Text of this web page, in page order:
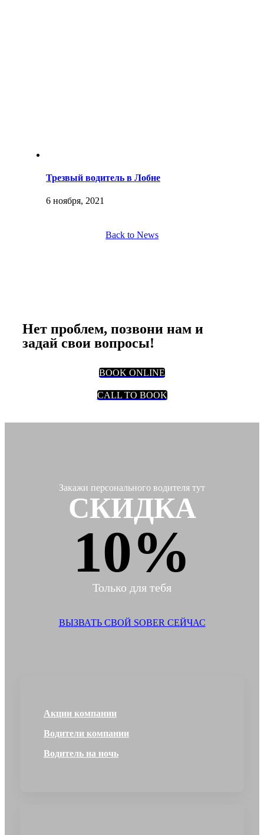
Трезвый водитель в Лобне
6 ноября, 2021
Back to News
Нет проблем, позвони нам и
задай свои вопросы!
BOOK ONLINE
CALL TO BOOK
Закажи персонального водителя тут
СКИДКА
10%
Только для тебя
ВЫЗВАТЬ СВОЙ SOBER СЕЙЧАС
Акции компании
Водители компании
Водитель на ночь